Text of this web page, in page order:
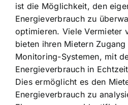
ist die Möglichkeit, den
Energieverbrauch zu
optimieren. Viele Vermieter
bieten ihren Mietern
Monitoring-Systemen, mit
Energieverbrauch in
Dies ermöglicht es den
Energieverbrauch zu